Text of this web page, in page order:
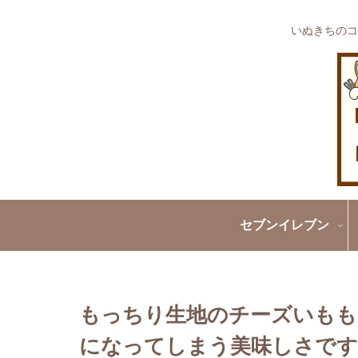
いぬきちの
セブンイレブン
もっちり生地のチーズいも
になってしまう美味しさで